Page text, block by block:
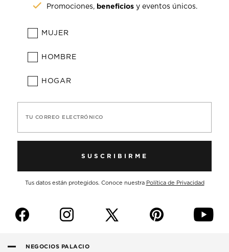
Promociones, beneficios y eventos únicos.
MUJER
HOMBRE
HOGAR
TU CORREO ELECTRÓNICO
SUSCRIBIRME
Tus datos están protegidos. Conoce nuestra Política de Privacidad
f i p y
NEGOCIOS PALACIO